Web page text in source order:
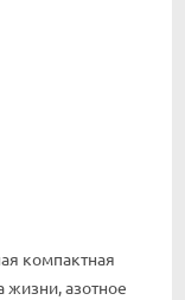
компактная
жизни, азотное